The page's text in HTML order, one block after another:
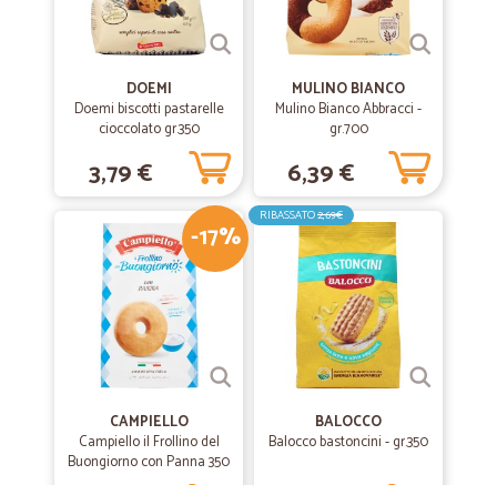
DOEMI
Doemi biscotti pastarelle
cioccolato gr.350
3,79 €
MULINO BIANCO
Mulino Bianco Abbracci -
gr.700
6,39 €
-17%
CAMPIELLO
Campiello il Frollino del
Buongiorno con Panna 350
RIBASSATO2,69€
BALOCCO
Balocco bastoncini - gr.350